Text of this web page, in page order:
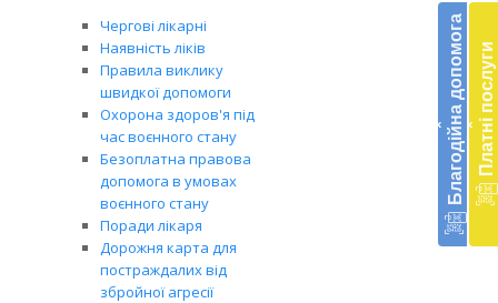
Чергові лікарні
Наявність ліків
Правила виклику
швидкої допомоги
Охорона здоров'я під
час воєнного стану
Безоплатна правова
допомога в умовах
воєнного стану
Поради лікаря
Дорожня карта для
постраждалих від
збройної агресії
‹ Благодійна допомога ‹ Платні послуги